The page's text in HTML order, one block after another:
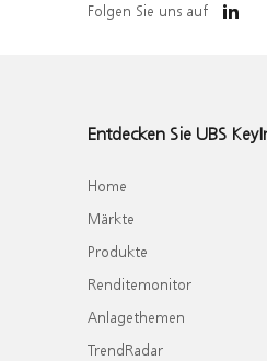
Folgen Sie uns auf
Entdecken Sie UBS
Home
Märkte
Produkte
Renditemonitor
Anlagethemen
TrendRadar